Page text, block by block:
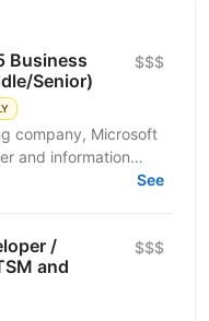
Business
Senior)
$$$
company, Microsoft
and information
See
/
and
$$$